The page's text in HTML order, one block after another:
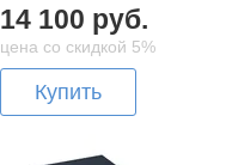
14 100 руб.
цена со скидкой 5%
Купить